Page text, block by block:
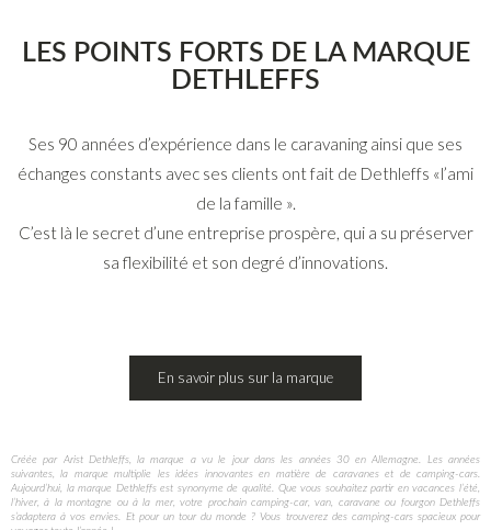
LES POINTS FORTS DE LA MARQUE
DETHLEFFS
Ses 90 années d’expérience dans le caravaning ainsi que ses
échanges constants avec ses clients ont fait de Dethleffs «l’ami
de la famille ».
C’est là le secret d’une entreprise prospère, qui a su préserver
sa flexibilité et son degré d’innovations.
En savoir plus sur la marque
Créée par Arist Dethleffs, la marque a vu le jour dans les années 30 en Allemagne. Les années
suivantes, la marque multiplie les idées innovantes en matière de caravanes et de camping-cars.
Aujourd’hui, la marque Dethleffs est synonyme de qualité. Que vous souhaitez partir en vacances l’été,
l’hiver, à la montagne ou à la mer, votre prochain camping-car, van, caravane ou fourgon Dethleffs
s’adaptera à vos envies. Et pour un tour du monde ? Vous trouverez des camping-cars spacieux pour